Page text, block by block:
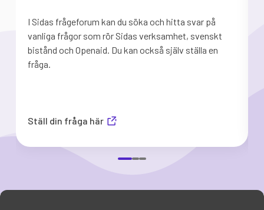
I Sidas frågeforum kan du söka och hitta svar på
vanliga frågor som rör Sidas verksamhet, svenskt
bistånd och Openaid. Du kan också själv ställa en
fråga.
Ställ din fråga här